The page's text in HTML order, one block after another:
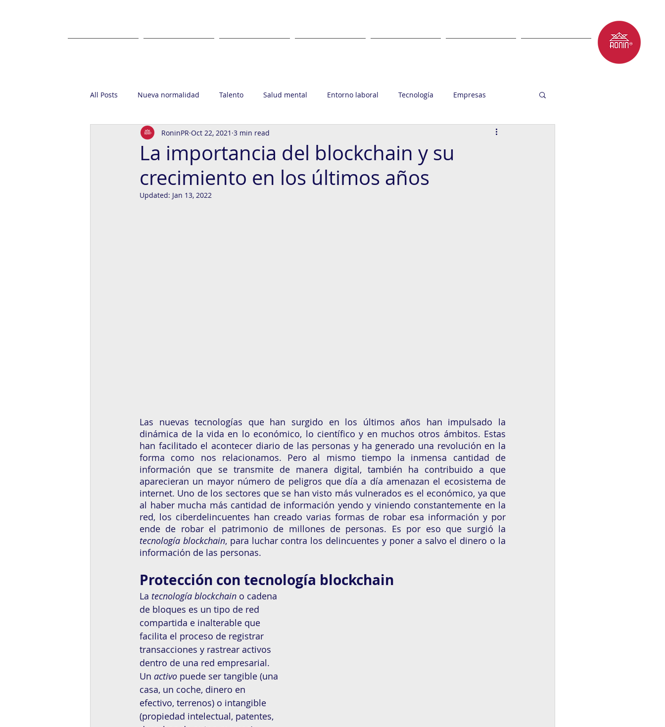
All Posts Nueva normalidad Talento Salud mental Entorno laboral Tecnología Empresas
Casa Ronin Grupo Ronin
La importancia del blockchain y su
crecimiento en los últimos años
RoninPR Oct 22, 2021 3 min read
Updated: Jan 13, 2022
Las nuevas tecnologías que han surgido en los últimos años han impulsado la
dinámica de la vida en lo económico, lo científico y en muchos otros ámbitos. Estas
han facilitado el acontecer diario de las personas y ha generado una revolución en la
forma como nos relacionamos. Pero al mismo tiempo la inmensa cantidad de
información que se transmite de manera digital, también ha contribuido a que
aparecieran un mayor número de peligros que día a día amenazan el ecosistema de
internet. Uno de los sectores que se han visto más vulnerados es el económico, ya que
al haber mucha más cantidad de información yendo y viniendo constantemente en la
red, los ciberdelincuentes han creado varias formas de robar esa información y por
tecnología blockchain, para luchar contra los delincuentes y poner a salvo el dinero o la
información de las personas.
Protección con tecnología blockchain
La tecnología blockchain o cadena
de bloques es un tipo de red
compartida e inalterable que
facilita el proceso de registrar
transacciones y rastrear activos
dentro de una red empresarial.
Un activo puede ser tangible (una
casa, un coche, dinero en
efectivo, terrenos) o intangible
(propiedad intelectual, patentes,